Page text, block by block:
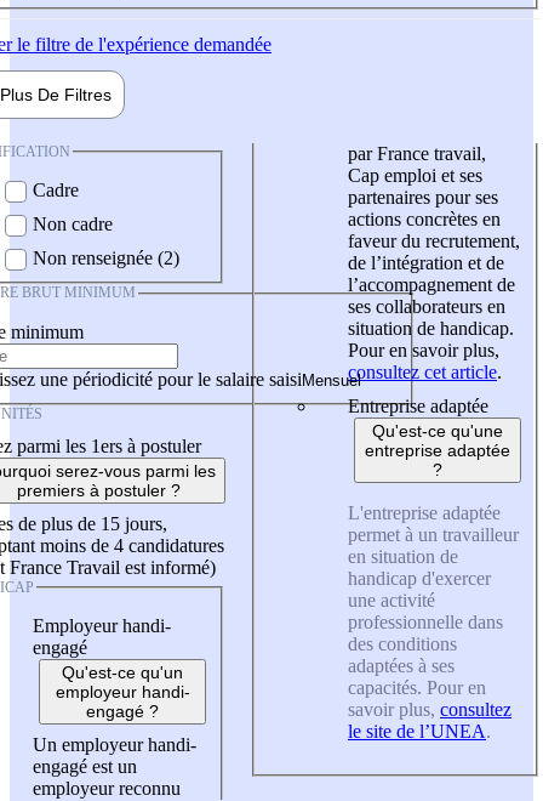
le filtre de l'expérience demandée
Plus De Filtres
Cadre
Non cadre
Non renseignée (2)
BRUT MINIMUM
minimum
une périodicité pour le salaire saisi
parmi les 1ers à postuler
serez-vous parmi les
premiers à postuler ?
de plus de 15 jours,
moins de 4 candidatures
France Travail est informé)
Employeur handi-
engagé
Qu'est-ce qu'un
employeur handi-
engagé ?
Un employeur handi-
engagé est un
employeur reconnu
par France travail,
Cap emploi et ses
partenaires pour ses
actions concrètes en
faveur du recrutement,
de l’intégration et de
l’accompagnement de
ses collaborateurs en
situation de handicap.
Pour en savoir plus,
consultez cet article.
Entreprise adaptée
Qu'est-ce qu'une
entreprise adaptée
?
L'entreprise adaptée
permet à un travailleur
en situation de
handicap d'exercer
une activité
professionnelle dans
des conditions
adaptées à ses
capacités. Pour en
savoir plus, consultez
le site de l’UNEA.